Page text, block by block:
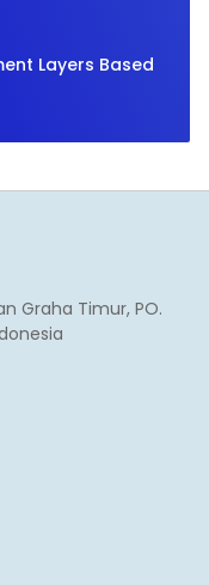
Layers Based
Graha Timur, PO.